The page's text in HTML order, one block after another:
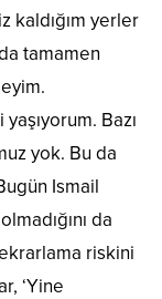
kaldığım yerler
tamamen
Bazı
yok. Bu da
Ismail
da
riskini
‘Yine